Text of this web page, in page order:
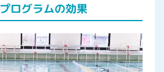
ログラムの効果